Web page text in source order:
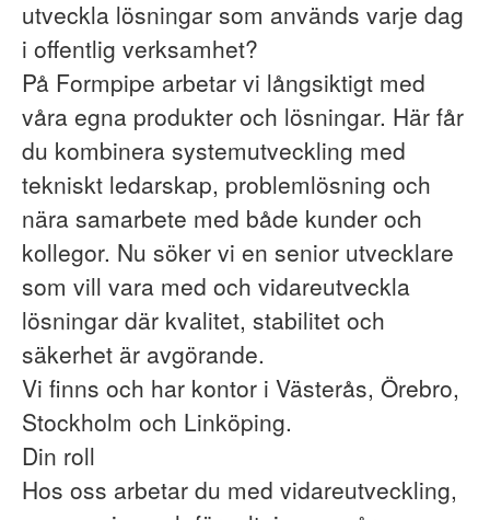
utveckla lösningar som används varje dag
i offentlig verksamhet?
På Formpipe arbetar vi långsiktigt med
våra egna produkter och lösningar. Här får
du kombinera systemutveckling med
tekniskt ledarskap, problemlösning och
nära samarbete med både kunder och
kollegor. Nu söker vi en senior utvecklare
som vill vara med och vidareutveckla
lösningar där kvalitet, stabilitet och
säkerhet är avgörande.
Vi finns och har kontor i Västerås, Örebro,
Stockholm och Linköping.
Din roll
Hos oss arbetar du med vidareutveckling,